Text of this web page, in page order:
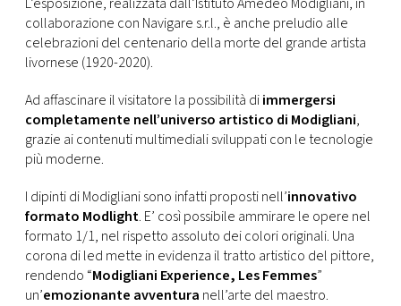
collaborazione con Navigare s.r.l., è anche preludio alle
celebrazioni del centenario della morte del grande artista
livornese (1920-2020).
Ad affascinare il visitatore la possibilità diimmergersi
completamente nell’universo artistico di Modigliani,
grazie ai contenuti multimediali sviluppati con le tecnologie
più moderne.
I dipinti di Modigliani sono infatti proposti nell’innovativo
formato Modlight. E’ così possibile ammirare le opere nel
formato 1/1, nel rispetto assoluto dei colori originali. Una
corona di led mette in evidenza il tratto artistico del pittore,
rendendo “Modigliani Experience, Les Femmes”
un’emozionante avventura nell’arte del maestro.